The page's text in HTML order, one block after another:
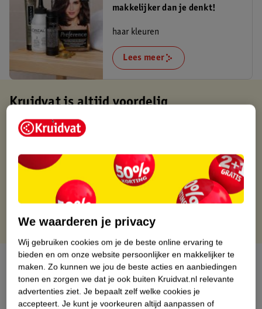
makkelijker dan je denkt!
haar kleuren
Lees meer
Kruidvat is altijd voordelig
Gratis ophalen in de winkel
Gratis thuisbezorgd vanaf 50.00
Gratis retourneren binnen 30 dagen
Gratis punten met je Kruidvat kaart
Over dit product
Productinformatie
We waarderen je privacy
Wij gebruiken cookies om je de beste online ervaring te
bieden en om onze website persoonlijker en makkelijker te
maken. Zo kunnen we jou de beste acties en aanbiedingen
tonen en zorgen we dat je ook buiten Kruidvat.nl relevante
advertenties ziet. Je bepaalt zelf welke cookies je
accepteert. Je kunt je voorkeuren altijd aanpassen of